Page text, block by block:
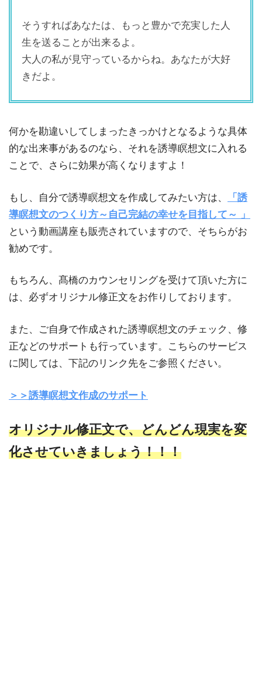
そうすればあなたは、もっと豊かで充実した人
生を送ることが出来るよ。
大人の私が見守っているからね。あなたが大好
きだよ。
何かを勘違いしてしまったきっかけとなるような具体
的な出来事があるのなら、それを誘導瞑想文に入れる
ことで、さらに効果が高くなりますよ！
もし、自分で誘導瞑想文を作成してみたい方は、
「誘
導瞑想文のつくり方～自己完結の幸せを目指して～ 」
という動画講座も販売されていますので、そちらがお
勧めです。
もちろん、髙橋のカウンセリングを受けて頂いた方に
は、必ずオリジナル修正文をお作りしております。
また、ご自身で作成された誘導瞑想文のチェック、修
正などのサポートも行っています。こちらのサービス
に関しては、下記のリンク先をご参照ください。
＞＞誘導瞑想文作成のサポート
オリジナル修正文で、どんどん現実を変
化させていきましょう！！！